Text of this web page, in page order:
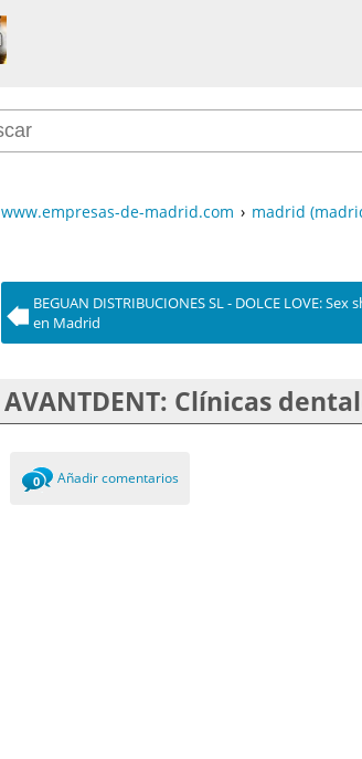
www.empresas-de-madrid.com › madrid
BEGUAN DISTRIBUCIONES SL - DOLCE LOVE: Sex
en Madrid
AVANTDENT: Clínicas
0 Añadir comentarios